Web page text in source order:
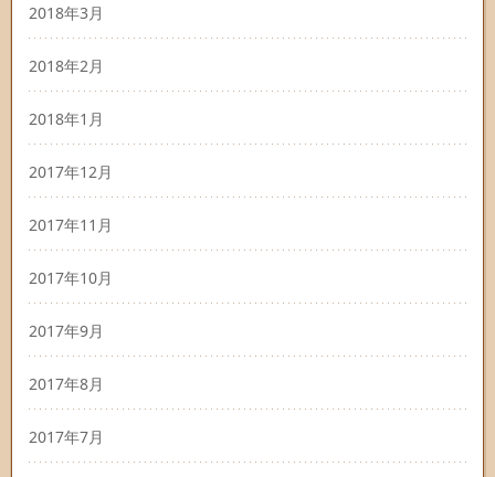
2018年3月
2018年2月
2018年1月
2017年12月
2017年11月
2017年10月
2017年9月
2017年8月
2017年7月